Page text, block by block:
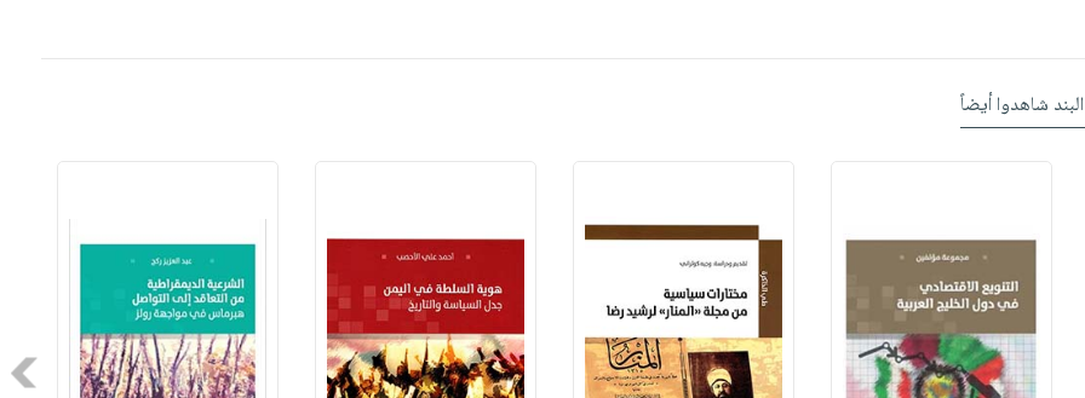
شاهدوا أيضاً